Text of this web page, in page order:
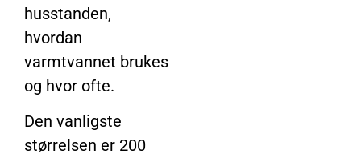
husstanden,
hvordan
varmtvannet brukes
og hvor ofte.
Den vanligste
størrelsen er 200